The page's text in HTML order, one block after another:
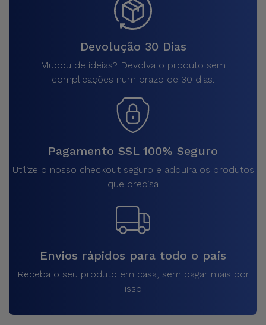
Devolução 30 Dias
Mudou de ideias? Devolva o produto sem
complicações num prazo de 30 dias.
Pagamento SSL 100% Seguro
Utilize o nosso checkout seguro e adquira os produtos
que precisa
Envios rápidos para todo o país
Receba o seu produto em casa, sem pagar mais por
isso